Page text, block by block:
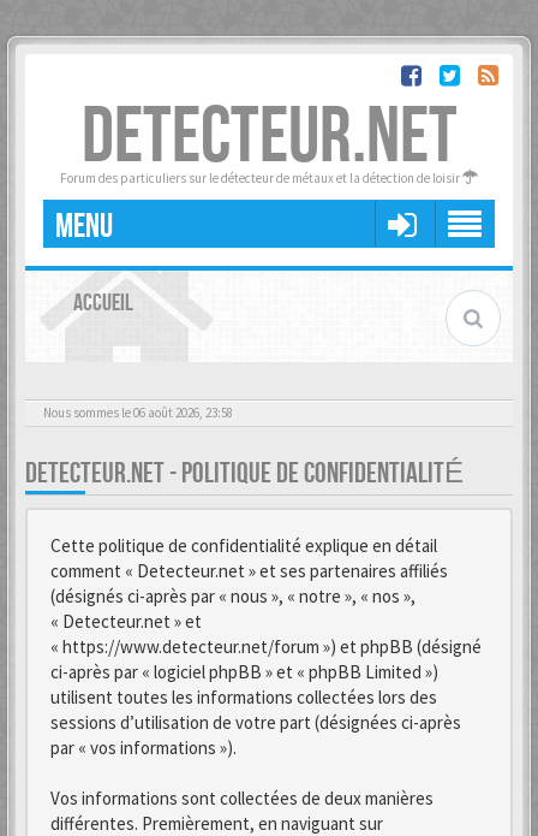
DETECTEUR.NET
Forum des particuliers sur le détecteur de métaux et la détection de loisir
MENU
ACCUEIL
Nous sommes le 06 août 2026, 23:58
DETECTEUR.NET - POLITIQUE DE CONFIDENTIALITÉ
Cette politique de confidentialité explique en détail
comment « Detecteur.net » et ses partenaires affiliés
(désignés ci-après par « nous », « notre », « nos »,
« Detecteur.net » et
« https://www.detecteur.net/forum ») et phpBB (désigné
ci-après par « logiciel phpBB » et « phpBB Limited »)
utilisent toutes les informations collectées lors des
sessions d’utilisation de votre part (désignées ci-après
par « vos informations »).
Vos informations sont collectées de deux manières
différentes. Premièrement, en naviguant sur